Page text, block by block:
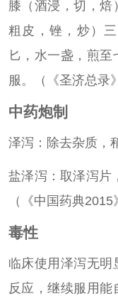
膝（酒浸，切，焙
粗皮，锉，炒）
匕，水一盏，煎
服。（《圣济总录
中药炮制
泽泻：除去杂质，
盐泽泻：取泽泻片
（《中国药典2015
毒性
临床使用泽泻无明
反应，继续服用能